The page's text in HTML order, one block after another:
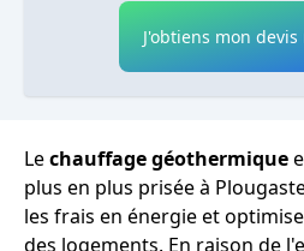
J'obtiens mon
Lechauffage géothermique
plus en plus prisée à
les frais en énergie et
des logements. En raison de